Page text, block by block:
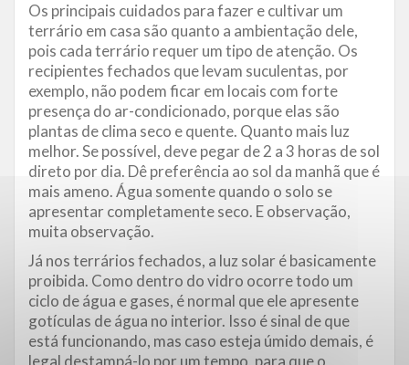
Os principais cuidados para fazer e cultivar um
terrário em casa são quanto a ambientação dele,
pois cada terrário requer um tipo de atenção. Os
recipientes fechados que levam suculentas, por
exemplo, não podem ficar em locais com forte
presença do ar-condicionado, porque elas são
plantas de clima seco e quente. Quanto mais luz
melhor. Se possível, deve pegar de 2 a 3 horas de sol
direto por dia. Dê preferência ao sol da manhã que é
mais ameno. Água somente quando o solo se
apresentar completamente seco. E observação,
muita observação.
Já nos terrários fechados, a luz solar é basicamente
proibida. Como dentro do vidro ocorre todo um
ciclo de água e gases, é normal que ele apresente
gotículas de água no interior. Isso é sinal de que
está funcionando, mas caso esteja úmido demais, é
legal destampá-lo por um tempo, para que o